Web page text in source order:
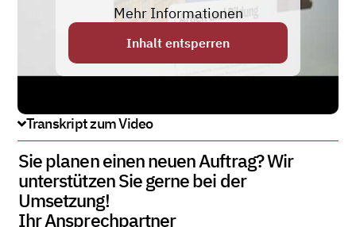
Mehr Informationen
Inhalt entsperren
Transkript zum Video
Sie planen einen neuen Auftrag? Wir
unterstützen Sie gerne bei der
Umsetzung!
Ihr Ansprechpartner